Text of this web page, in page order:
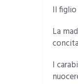
Il
La
I